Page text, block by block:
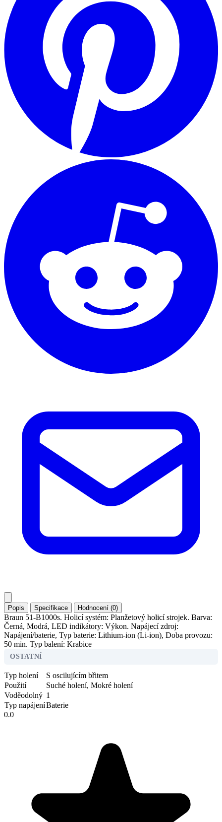
Popis Specifikace Hodnocení (0)
Braun 51-B1000s. Holicí systém: Planžetový holicí strojek. Barva:
Černá, Modrá, LED indikátory: Výkon. Napájecí zdroj:
Napájení/baterie, Typ baterie: Lithium-ion (Li-ion), Doba provozu:
50 min. Typ balení: Krabice
OSTATNÍ
Typ holení
S oscilujícím břitem
Použití
Suché holení, Mokré holení
Voděodolný 1
Typ napájeníBaterie
0.0